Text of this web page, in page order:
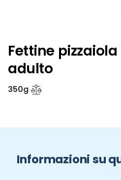
Fettine
adulto
350g
Informazioni su